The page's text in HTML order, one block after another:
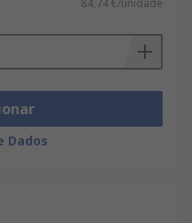
84,74 €/unidade
Dados